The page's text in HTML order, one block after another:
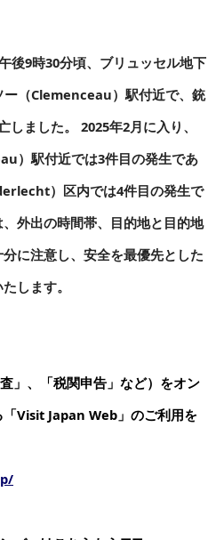
後9時30分頃、ブリュッセル地下
ー（Clemenceau）駅付近で、銃
ました。 2025年2月に入り、
）駅付近では3件目の発生であ
）区内では4件目の発生で
外出の時間帯、目的地と目的地
に注意し、安全を最優先とした
します。
」、「税関申告」など）をオン
Visit Japan Web」のご利用を